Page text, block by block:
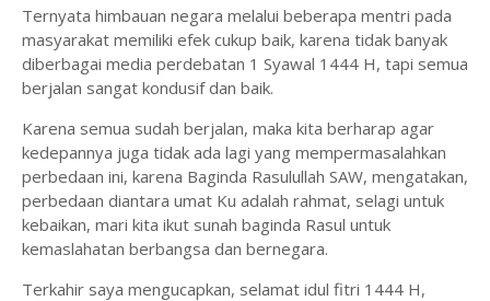
Ternyata himbauan negara melalui beberapa mentri pada
masyarakat memiliki efek cukup baik, karena tidak banyak
diberbagai media perdebatan 1 Syawal 1444 H, tapi semua
berjalan sangat kondusif dan baik.
Karena semua sudah berjalan, maka kita berharap agar
kedepannya juga tidak ada lagi yang mempermasalahkan
perbedaan ini, karena Baginda Rasulullah SAW, mengatakan,
perbedaan diantara umat Ku adalah rahmat, selagi untuk
kebaikan, mari kita ikut sunah baginda Rasul untuk
kemaslahatan berbangsa dan bernegara.
Terkahir saya mengucapkan, selamat idul fitri 1444 H,